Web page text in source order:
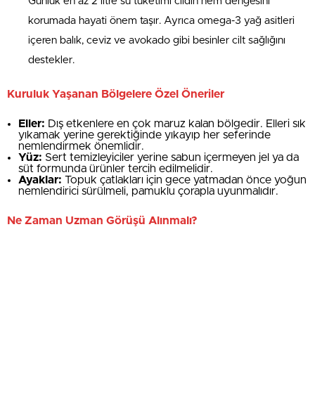
korumada hayati önem taşır. Ayrıca omega-3 yağ asitleri
içeren balık, ceviz ve avokado gibi besinler cilt sağlığını
destekler.
Kuruluk Yaşanan Bölgelere Özel Öneriler
Eller: Dış etkenlere en çok maruz kalan bölgedir. Elleri sık
yıkamak yerine gerektiğinde yıkayıp her seferinde
nemlendirmek önemlidir.
Yüz: Sert temizleyiciler yerine sabun içermeyen jel ya da
süt formunda ürünler tercih edilmelidir.
Ayaklar: Topuk çatlakları için gece yatmadan önce yoğun
nemlendirici sürülmeli, pamuklu çorapla uyunmalıdır.
Ne Zaman Uzman Görüşü Alınmalı?